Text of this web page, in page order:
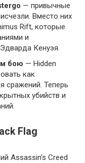
— привычные
Вместо них
Rift, которые
и
Кенуэя.
бою — Hidden
как
сражений. Теперь
убийств и
Flag
Assassin’s Creed